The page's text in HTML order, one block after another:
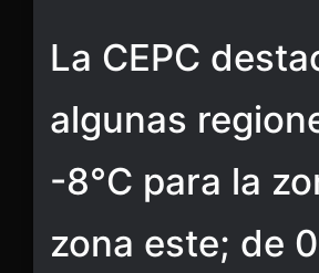
La CEPC
algunas
-8°C para la
zona este; de